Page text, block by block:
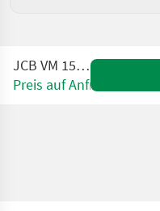
JCB VM 1500
Preis auf Anfrage